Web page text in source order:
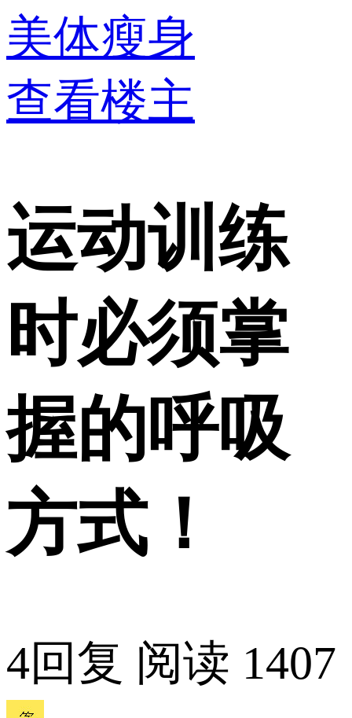
美体瘦身
查看楼主
运动训练
时必须掌
握的呼吸
方式！
4回复 阅读 1407